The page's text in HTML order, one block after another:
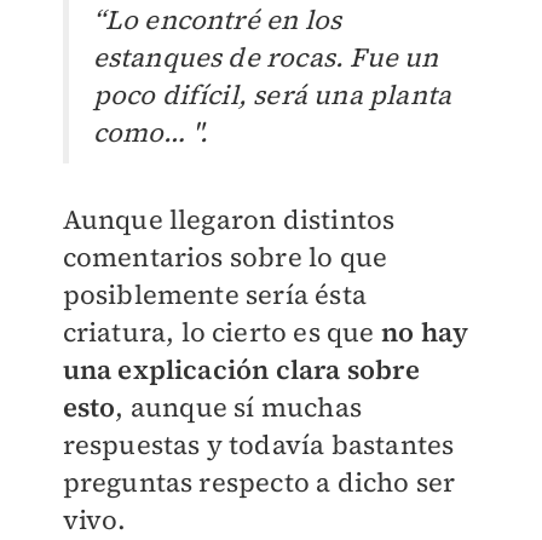
“Lo encontré en los
estanques de rocas. Fue un
poco difícil, será una planta
como… ".
Aunque llegaron distintos
comentarios sobre lo que
posiblemente sería ésta
criatura, lo cierto es que no hay
una explicación clara sobre
esto, aunque sí muchas
respuestas y todavía bastantes
preguntas respecto a dicho ser
vivo.